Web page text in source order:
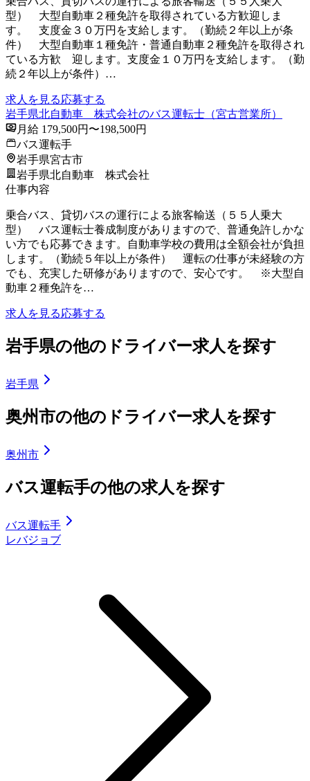
型） 大型自動車２種免許を取得されている方歓迎しま
す。 支度金３０万円を支給します。（勤続２年以上が条
件） 大型自動車１種免許・普通自動車２種免許を取得され
ている方歓 迎します。支度金１０万円を支給します。（勤
続２年以上が条件）…
求人を見る応募する
岩手県北自動車 株式会社のバス運転士（宮古営業所）
月給 179,500円〜198,500円
バス運転手
岩手県宮古市
岩手県北自動車 株式会社
仕事内容
乗合バス、貸切バスの運行による旅客輸送（５５人乗大
型） バス運転士養成制度がありますので、普通免許しかな
い方でも応募できます。自動車学校の費用は全額会社が負担
します。（勤続５年以上が条件） 運転の仕事が未経験の方
でも、充実した研修がありますので、安心です。 ※大型自
動車２種免許を…
求人を見る応募する
岩手県の他のドライバー求人を探す
岩手県
奥州市の他のドライバー求人を探す
奥州市
バス運転手の他の求人を探す
バス運転手
レバジョブ